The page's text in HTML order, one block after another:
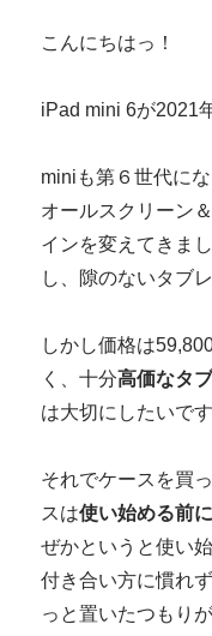
こんにちはっ！
iPad mini 6が2021
miniも第６世代に
オールスクリーン
インを変えてきま
し、隙のないタブ
しかし価格は
く、十分高価なタ
は大切にしたいです
それでケースを買
スは使い始める前
ぜかというと使い
付き合い方に慣れ
っと置いたつもりが